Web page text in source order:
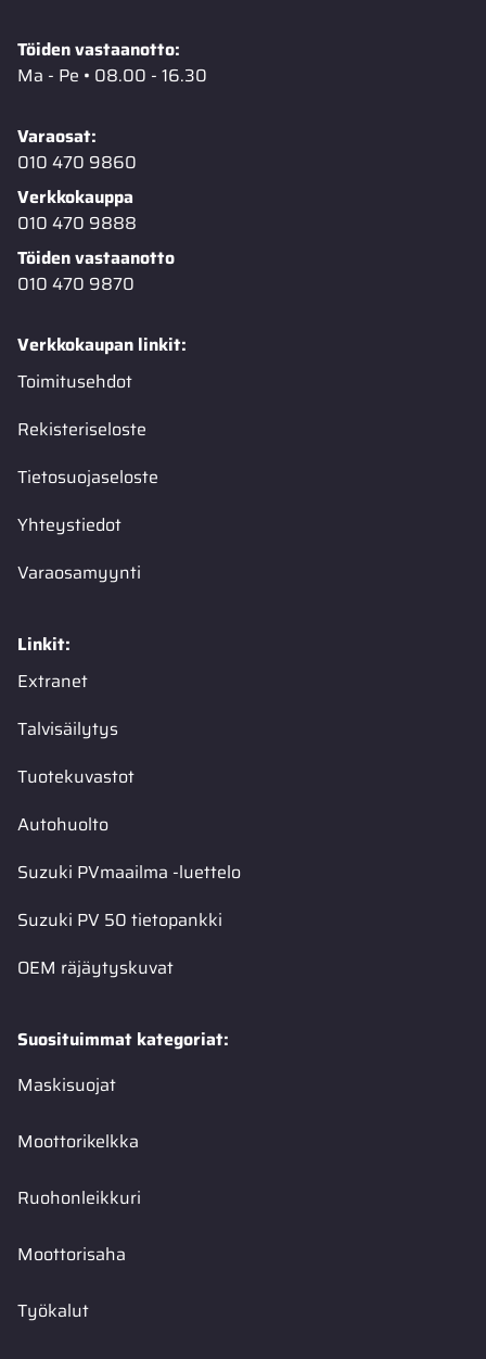
Töiden vastaanotto:
Ma - Pe • 08.00 - 16.30
Varaosat:
010 470 9860
Verkkokauppa
010 470 9888
Töiden vastaanotto
010 470 9870
Verkkokaupan linkit:
Toimitusehdot
Rekisteriseloste
Tietosuojaseloste
Yhteystiedot
Varaosamyynti
Linkit:
Extranet
Talvisäilytys
Tuotekuvastot
Autohuolto
Suzuki PVmaailma -luettelo
Suzuki PV 50 tietopankki
OEM räjäytyskuvat
Suosituimmat kategoriat:
Maskisuojat
Moottorikelkka
Ruohonleikkuri
Moottorisaha
Työkalut